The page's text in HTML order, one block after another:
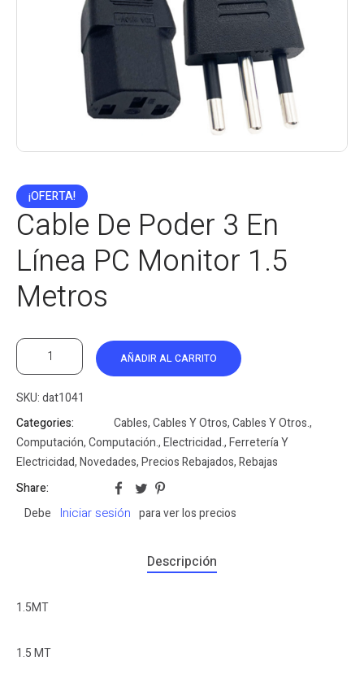
¡OFERTA!
Cable De Poder 3 En
Línea PC Monitor 1.5
Metros
AÑADIR AL CARRITO
SKU:dat1041
Categories:
Cables,Cables Y Otros,Cables Y Otros.,
Computación,Computación.,Electricidad.,Ferretería Y
Electricidad,Novedades,Precios Rebajados,Rebajas
Share:
Debe
Iniciar sesión para ver los precios
Descripción
1.5MT
1.5 MT